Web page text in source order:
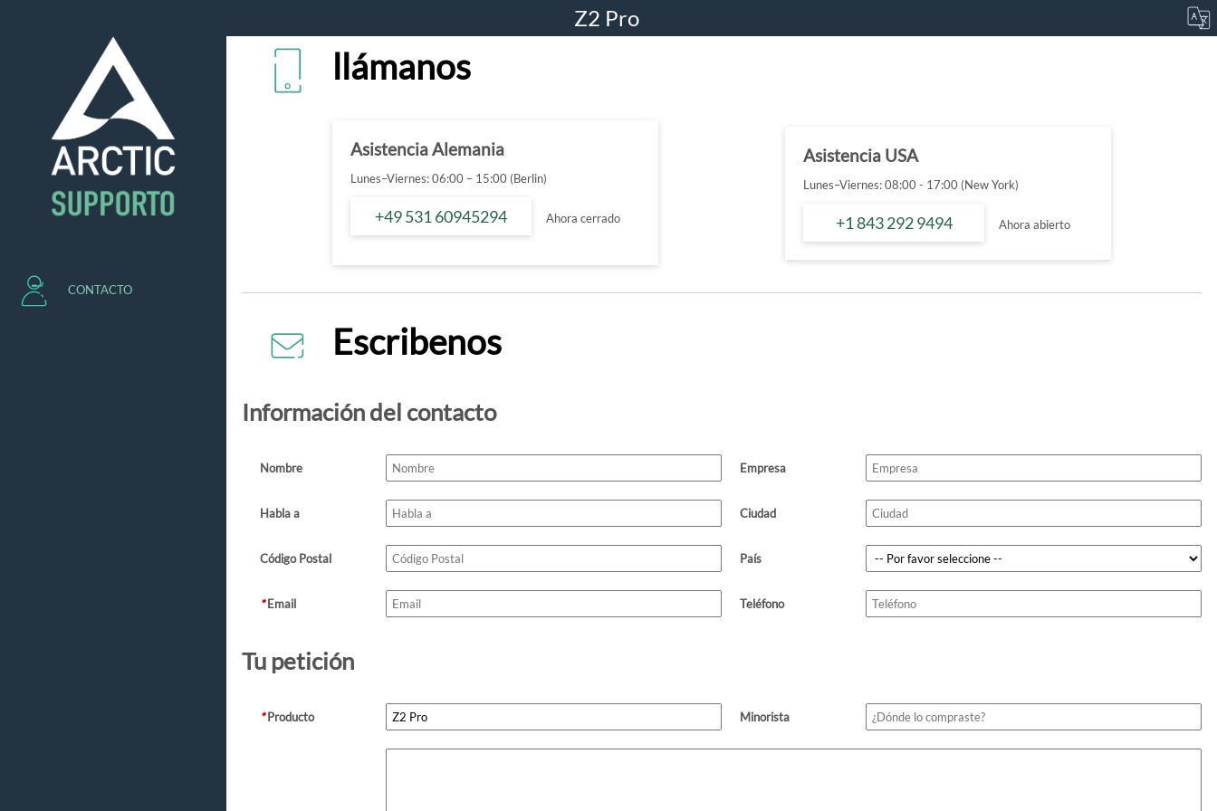
Z2 Pro
CONTACTO
llámanos
Asistencia Alemania
Lunes–Viernes: 06:00 – 15:00 (Berlin)
+49 531 60945294 Ahora cerrado
Asistencia USA
Lunes–Viernes: 08:00 - 17:00 (New York)
+1 843 292 9494 Ahora abierto
Escribenos
Información del contacto
Nombre Empresa
Habla a Ciudad
Código Postal País
*Email Teléfono
Tu petición
*Producto Minorista